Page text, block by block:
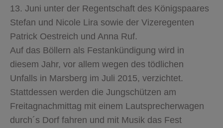
13. Juni unter der Regentschaft des Königspaares
Stefan und Nicole Lira sowie der Vizeregenten
Patrick Oestreich und Anna Ruf.
Auf das Böllern als Festankündigung wird in
diesem Jahr, vor allem wegen des tödlichen
Unfalls in Marsberg im Juli 2015, verzichtet.
Stattdessen werden die Jungschützen am
Freitagnachmittag mit einem Lautsprecherwagen
durch´s Dorf fahren und mit Musik das Fest